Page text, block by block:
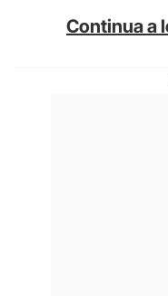
Continua a